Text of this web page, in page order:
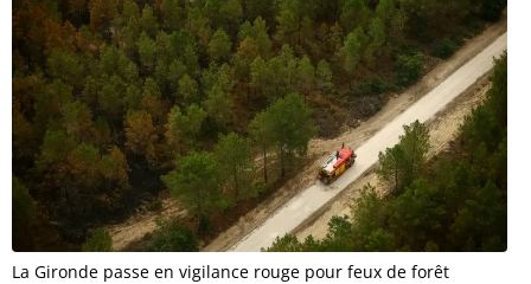
La Gironde passe en vigilance rouge pour feux de forêt